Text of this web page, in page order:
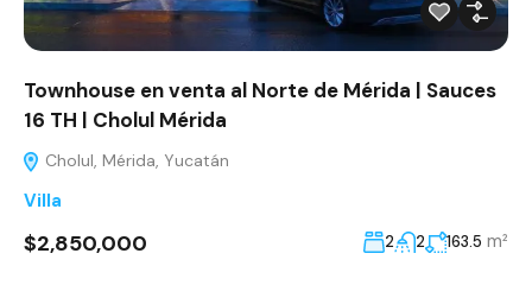
Townhouse en venta al Norte de Mérida | Sauces
16 TH | Cholul Mérida
Cholul, Mérida, Yucatán
Villa
$2,850,000 2 2 163.5 m²